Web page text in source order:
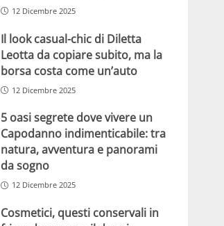
12 Dicembre 2025
Il look casual-chic di Diletta
Leotta da copiare subito, ma la
borsa costa come un’auto
12 Dicembre 2025
5 oasi segrete dove vivere un
Capodanno indimenticabile: tra
natura, avventura e panorami
da sogno
12 Dicembre 2025
Cosmetici, questi conservali in